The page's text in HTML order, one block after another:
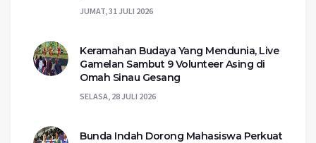
JUMAT, 31 JULI 2026
Keramahan Budaya Yang Mendunia, Live
Gamelan Sambut 9 Volunteer Asing di
Omah Sinau Gesang
SELASA, 28 JULI 2026
Bunda Indah Dorong Mahasiswa Perkuat